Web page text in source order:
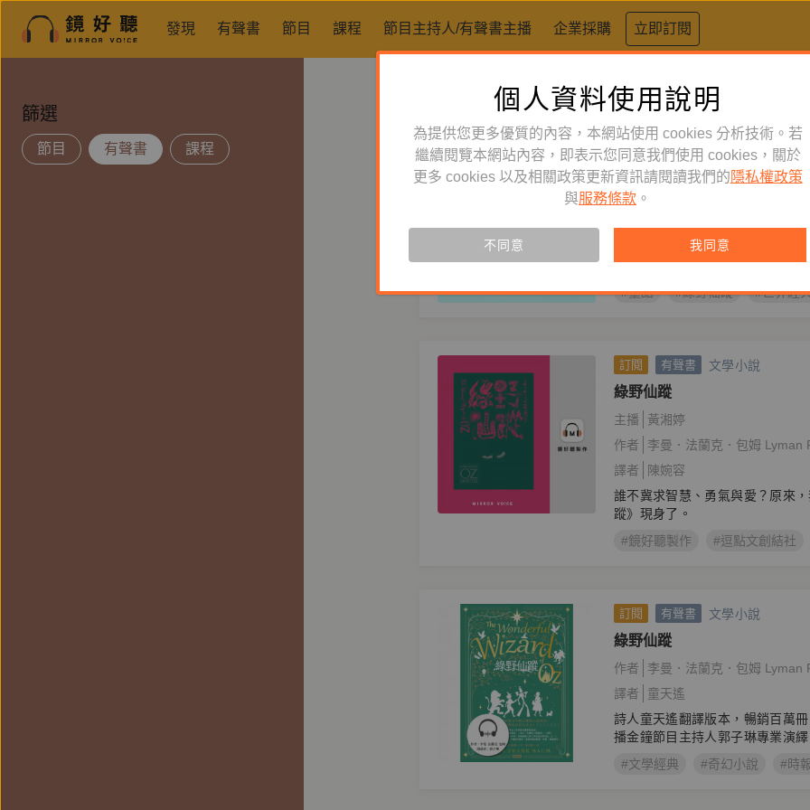
發現 有聲書 節目 課程 節目主持人/有聲書主播 企業採購 立即訂閱
篩選
節目 有聲書 課程
綠野仙蹤
訂閱 有聲書 文學小說
綠野仙蹤～歡樂讀劇版！
作者
#童話 #綠野仙蹤 #世界經
訂閱 有聲書 文學小說
綠野仙蹤
主播
黃湘婷
作者
李曼．法蘭克．包姆 Lyman
譯者
陳婉容
誰不冀求智慧、勇氣與愛？原來
蹤》現身了。
#鏡好聽製作
#逗點文創結社
訂閱 有聲書 文學小說
綠野仙蹤
作者
李曼．法蘭克．包姆 Lyman
譯者
童天遙
詩人童天遙翻譯版本，暢銷百萬
播金鐘節目主持人郭子琳專業演
#文學經典
#奇幻小說 #時
個人資料使用說明
為提供您更多優質的內容，本網站使用 cookies 分析技術。若
繼續閱覽本網站內容，即表示您同意我們使用 cookies，關於
更多 cookies 以及相關政策更新資訊請閱讀我們的 隱私權政策
與服務條款 。
不同意 我同意